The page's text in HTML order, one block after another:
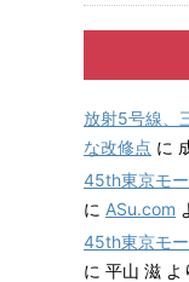
放射5号線、
な改修点 に
45th東京モ
に ASu.com
45th東京モ
に 平山 滋 よ